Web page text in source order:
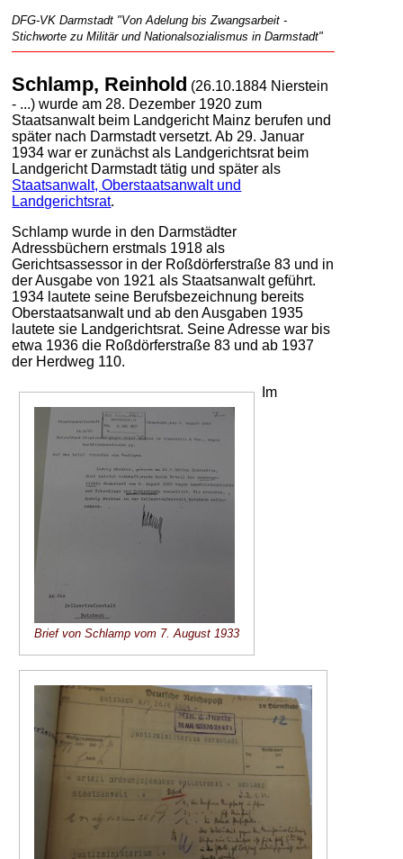
DFG-VK Darmstadt "Von Adelung bis Zwangsarbeit -
Stichworte zu Militär und Nationalsozialismus in Darmstadt"
Schlamp, Reinhold (26.10.1884 Nierstein
- ...) wurde am 28. Dezember 1920 zum
Staatsanwalt beim Landgericht Mainz berufen und
später nach Darmstadt versetzt. Ab 29. Januar
1934 war er zunächst als Landgerichtsrat beim
Landgericht Darmstadt tätig und später als
Staatsanwalt, Oberstaatsanwalt und
Landgerichtsrat.
Schlamp wurde in den Darmstädter
Adressbüchern erstmals 1918 als
Gerichtsassessor in der Roßdörferstraße 83 und in
der Ausgabe von 1921 als Staatsanwalt geführt.
1934 lautete seine Berufsbezeichnung bereits
Oberstaatsanwalt und ab den Ausgaben 1935
lautete sie Landgerichtsrat. Seine Adresse war bis
etwa 1936 die Roßdörferstraße 83 und ab 1937
der Herdweg 110.
Brief von Schlamp vom 7. August 1933
Im